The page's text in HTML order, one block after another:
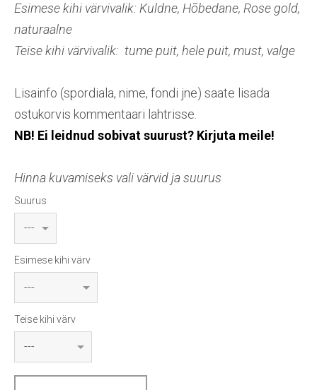
Esimese kihi värvivalik: Kuldne, Hõbedane, Rose gold,
naturaalne
Teise kihi värvivalik: tume puit, hele puit, must, valge
Lisainfo (spordiala, nime, fondi jne) saate lisada
ostukorvis kommentaari lahtrisse.
NB! Ei leidnud sobivat suurust? Kirjuta meile!
Hinna kuvamiseks vali värvid ja suurus
Suurus
Esimese kihi värv
Teise kihi värv